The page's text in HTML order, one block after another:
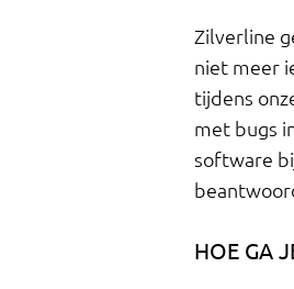
Zilverline
niet meer
tijdens
met bugs
software
HOE GA